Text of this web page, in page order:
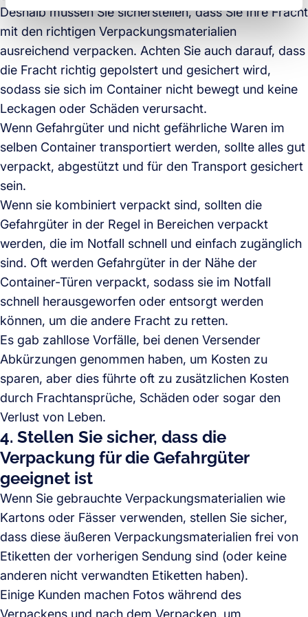
Deshalb müssen Sie sicherstellen, dass Sie Ihre Fracht
mit den richtigen Verpackungsmaterialien
ausreichend verpacken. Achten Sie auch darauf, dass
die Fracht richtig gepolstert und gesichert wird,
sodass sie sich im Container nicht bewegt und keine
Leckagen oder Schäden verursacht.
Wenn Gefahrgüter und nicht gefährliche Waren im
selben Container transportiert werden, sollte alles gut
verpackt, abgestützt und für den Transport gesichert
sein.
Wenn sie kombiniert verpackt sind, sollten die
Gefahrgüter in der Regel in Bereichen verpackt
werden, die im Notfall schnell und einfach zugänglich
sind. Oft werden Gefahrgüter in der Nähe der
Container-Türen verpackt, sodass sie im Notfall
schnell herausgeworfen oder entsorgt werden
können, um die andere Fracht zu retten.
Es gab zahllose Vorfälle, bei denen Versender
Abkürzungen genommen haben, um Kosten zu
sparen, aber dies führte oft zu zusätzlichen Kosten
durch Frachtansprüche, Schäden oder sogar den
Verlust von Leben.
4. Stellen Sie sicher, dass die
Verpackung für die Gefahrgüter
geeignet ist
Wenn Sie gebrauchte Verpackungsmaterialien wie
Kartons oder Fässer verwenden, stellen Sie sicher,
dass diese äußeren Verpackungsmaterialien frei von
Etiketten der vorherigen Sendung sind (oder keine
anderen nicht verwandten Etiketten haben).
Einige Kunden machen Fotos während des
Verpackens und nach dem Verpacken, um